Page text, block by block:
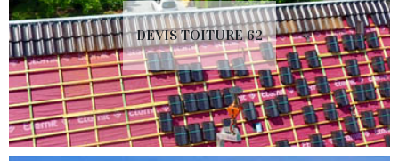
DEVIS TOITURE 62